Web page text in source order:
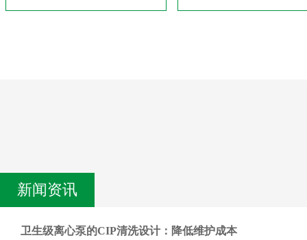
新闻资讯
卫生级离心泵的CIP清洗设计：降低维护成本